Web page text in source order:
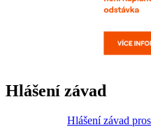
Hlášení závad
Hlášení závad